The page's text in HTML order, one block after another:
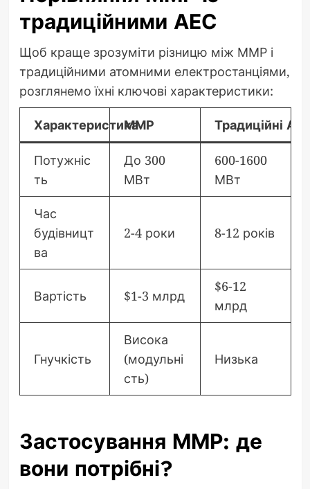
традиційними АЕС
Щоб краще зрозуміти різницю між ММР і
традиційними атомними електростанціями,
розглянемо їхні ключові характеристики:
ХарактеристикаММР Традиційні
Потужніс
ть
До 300
МВт
600-1600
МВт
Час
будівницт
ва
2-4 роки 8-12 років
Вартість $1-3 млрд
$6-12
млрд
Гнучкість
Висока
(модульні
сть)
Низька
Застосування ММР: де
вони потрібні?